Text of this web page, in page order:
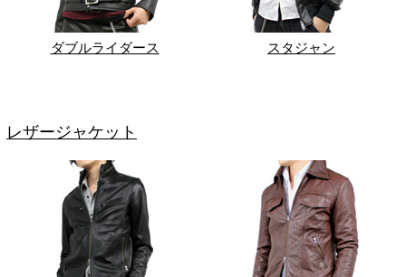
ダブルライダース スタジャン
レザージャケット